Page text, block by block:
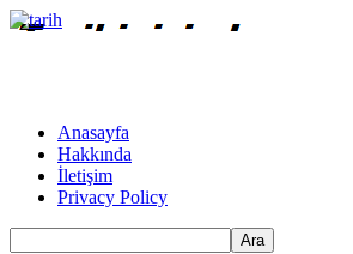
Anasayfa
Hakkında
İletişim
Privacy Policy
Ara